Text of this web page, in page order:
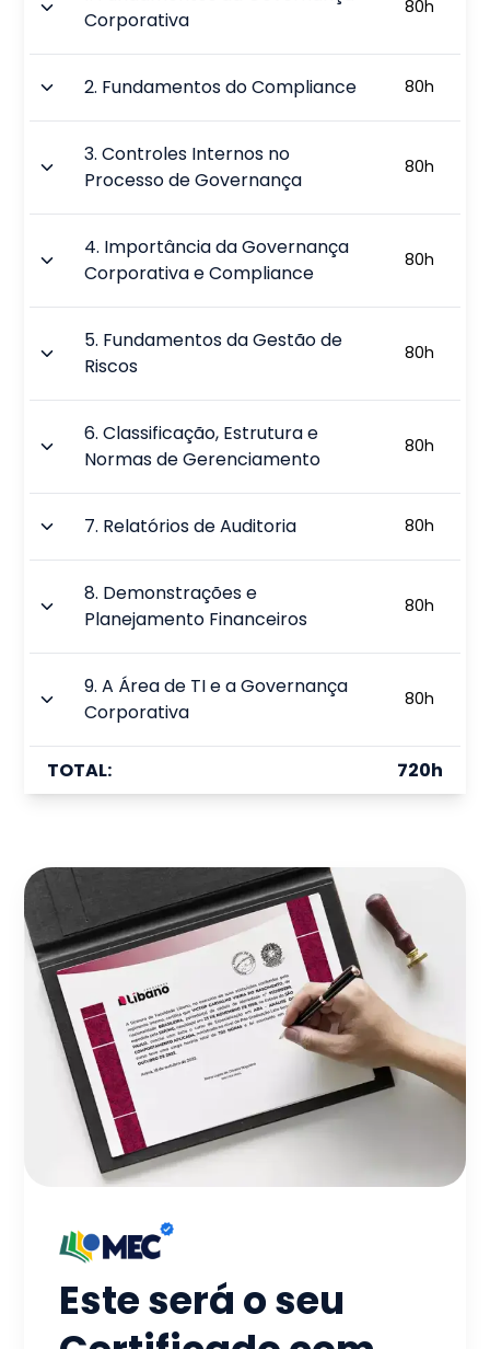
Corporativa
80h
2. Fundamentos do Compliance 80h
3.Controles Internos no
Processo de Governança
80h
4. Importância da Governança
Corporativa e Compliance
80h
5. Fundamentos da Gestão de
Riscos
80h
6.Classificação, Estrutura e
Normas de Gerenciamento
80h
7. Relatórios de Auditoria 80h
8. Demonstrações e
Planejamento Financeiros
80h
9.A Área de TI e a Governança
Corporativa
80h
TOTAL: 720h
Este será o seu